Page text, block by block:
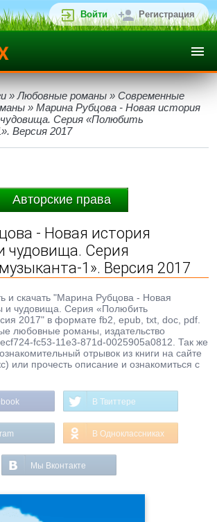
Войти Регистрация
» Любовные романы » Современные
» Марина Рубцова - Новая история
Серия «Полюбить
Версия 2017
Авторские права
- Новая история
чудовища. Серия
1». Версия 2017
и скачать "Марина Рубцова - Новая
и чудовища. Серия «Полюбить
2017" в формате fb2, epub, txt, doc, pdf.
любовные романы, издательство
fc53-11e3-871d-0025905a0812. Так же
отрывок из книги на сайте
или прочесть описание и ознакомиться с
В Твиттере
В Одноклассниках
Мы Вконтакте